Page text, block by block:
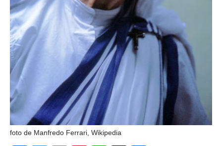
foto de Manfredo Ferrari, Wikipedia